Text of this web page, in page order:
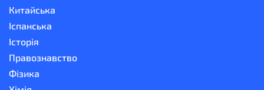
Китайська
Іспанська
Історія
Правознавство
Фізика